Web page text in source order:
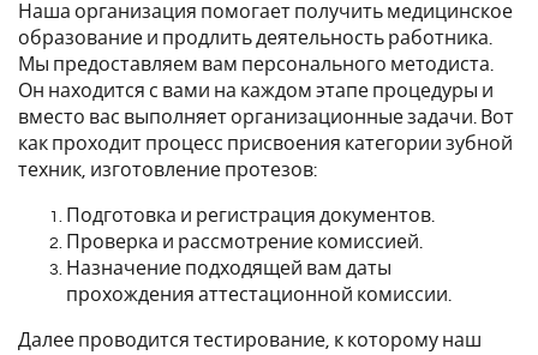
Наша организация помогает получить медицинское
образование и продлить деятельность работника.
Мы предоставляем вам персонального методиста.
Он находится с вами на каждом этапе процедуры и
вместо вас выполняет организационные задачи. Вот
как проходит процесс присвоения категории зубной
техник, изготовление протезов:
Подготовка и регистрация документов.
Проверка и рассмотрение комиссией.
Назначение подходящей вам даты
прохождения аттестационной комиссии.
Далее проводится тестирование, к которому наш